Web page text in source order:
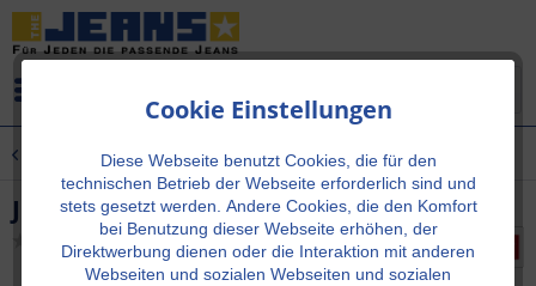
Cookie Einstellungen
Diese Webseite benutzt Cookies, die für den
technischen Betrieb der Webseite erforderlich sind und
stets gesetzt werden. Andere Cookies, die den Komfort
bei Benutzung dieser Webseite erhöhen, der
Direktwerbung dienen oder die Interaktion mit anderen
Webseiten und sozialen Webseiten und sozialen
Übersicht Neu!
JEANSKLEID Medium Blue